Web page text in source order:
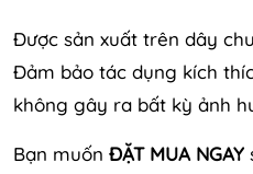
Được sản xuất trên dây
Đảm bảo tác dụng kích
không gây ra bất kỳ ảnh
Bạn muốn ĐẶT MUA NGAY